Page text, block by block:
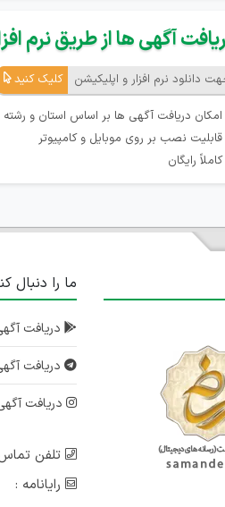
آگهی ها از طریق نرم
دانلود نرم افزار و اپلیکیشن کلیک کنید
امکان دریافت آگهی ها بر اساس استان و
قابلیت نصب بر روی موبایل و کامپیوتر
کاملاً رایگان
ما را دنبال
دریافت
دریافت
دریافت
تلفن
رایانامه :